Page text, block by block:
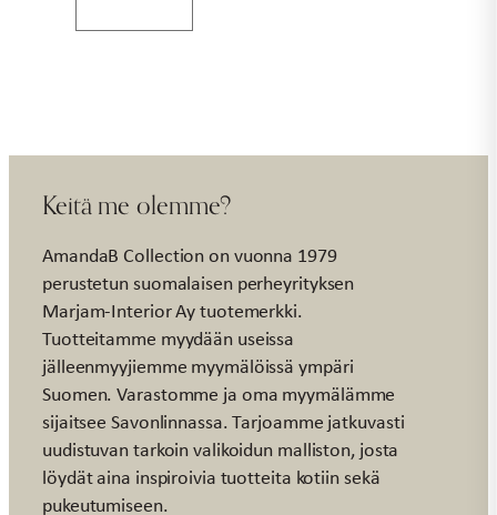
Keitä me olemme?
AmandaB Collection on vuonna 1979
perustetun suomalaisen perheyrityksen
Marjam-Interior Ay tuotemerkki.
Tuotteitamme myydään useissa
jälleenmyyjiemme myymälöissä ympäri
Suomen. Varastomme ja oma myymälämme
sijaitsee Savonlinnassa. Tarjoamme jatkuvasti
uudistuvan tarkoin valikoidun malliston, josta
löydät aina inspiroivia tuotteita kotiin sekä
pukeutumiseen.